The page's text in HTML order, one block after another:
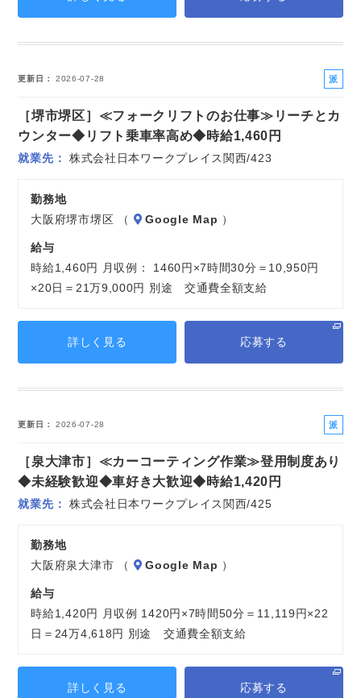
更新日 2026-07-28
派
社
［堺市堺区］≪フォークリフトのお仕事≫リーチとカ
ウンター◆リフト乗車率高め◆時給1,460円
就業先 株式会社日本ワークプレイス関西/423
勤務地
大阪府堺市堺区 （
Google Map ）
給与
時給1,460円 月収例： 1460円×7時間30分＝10,950円
×20日＝21万9,000円 別途 交通費全額支給
詳しく見る 応募する
更新日 2026-07-28
派
社
［泉大津市］≪カーコーティング作業≫登用制度あり
◆未経験歓迎◆車好き大歓迎◆時給1,420円
就業先 株式会社日本ワークプレイス関西/425
勤務地
大阪府泉大津市 （
Google Map ）
給与
時給1,420円 月収例 1420円×7時間50分＝11,119円×22
日＝24万4,618円 別途 交通費全額支給
詳しく見る 応募する